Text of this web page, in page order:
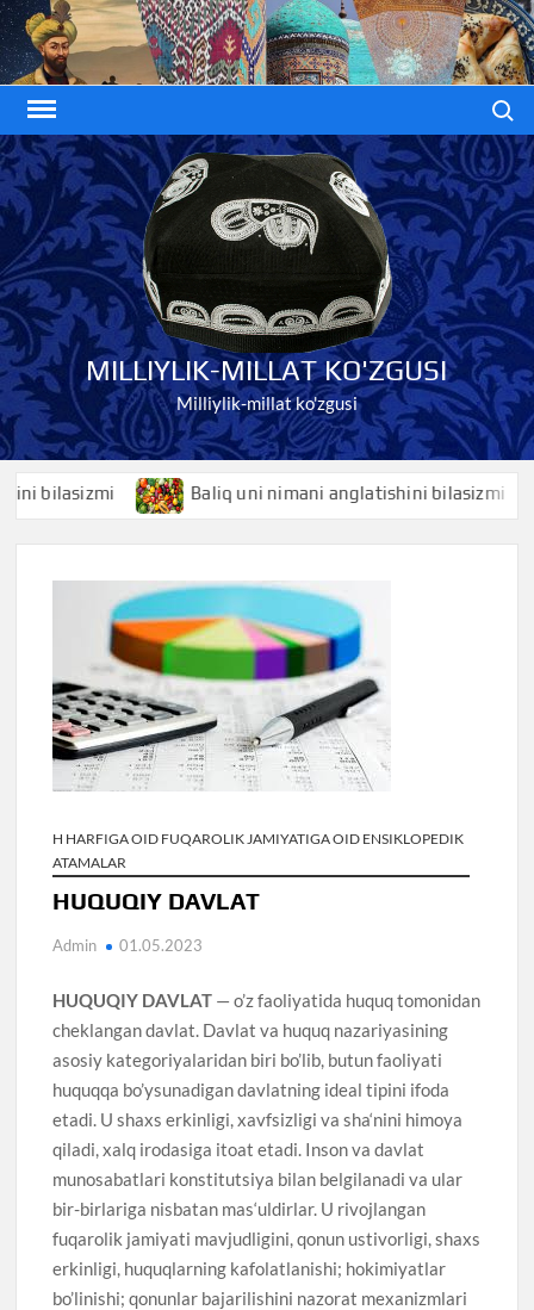
Skip
to
content
MILLIYLIK-MILLAT KO'ZGUSI
Milliylik-millat ko'zgusi
Baliq uni nimani anglatishini bilasizmi
H HARFIGA OID FUQAROLIK JAMIYATIGA OID ENSIKLOPEDIK
ATAMALAR
HUQUQIY DAVLAT
Admin 01.05.2023
HUQUQIY DAVLAT — o’z faoliyatida huquq tomonidan
cheklangan davlat. Davlat va huquq nazariyasining
asosiy kategoriyalaridan biri bo’lib, butun faoliyati
huquqqa bo’ysunadigan davlatning ideal tipini ifoda
etadi. U shaxs erkinligi, xavfsizligi va sha‘nini himoya
qiladi, xalq irodasiga itoat etadi. Inson va davlat
munosabatlari konstitutsiya bilan belgilanadi va ular
bir-birlariga nisbatan mas‘uldirlar. U rivojlangan
fuqarolik jamiyati mavjudligini, qonun ustivorligi, shaxs
erkinligi, huquqlarning kafolatlanishi; hokimiyatlar
bo’linishi; qonunlar bajarilishini nazorat mexanizmlari